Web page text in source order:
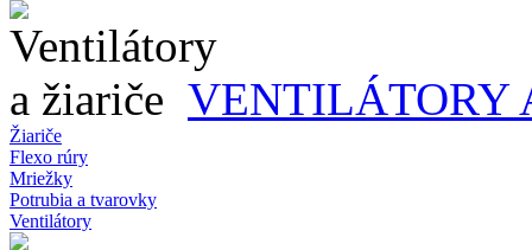
VENTILÁTORY
Žiariče
Flexo rúry
Mriežky
Potrubia a tvarovky
Ventilátory